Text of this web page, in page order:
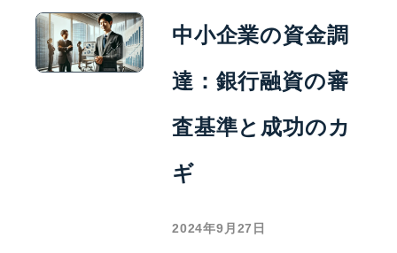
中小企業の資金調
達：銀行融資の審
査基準と成功のカ
ギ
2024年9月27日